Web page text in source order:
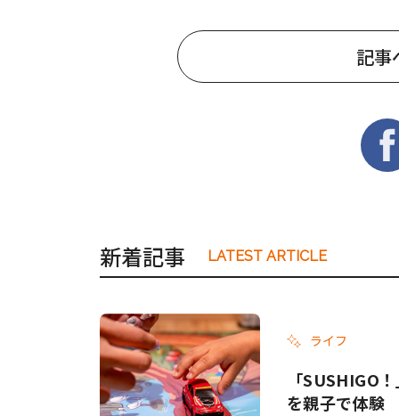
記事
新着記事 LATEST ARTICLE
ライフ
「SUSHIGO
を親子で体験